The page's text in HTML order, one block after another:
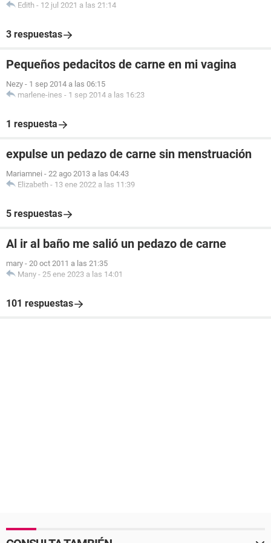
Edith - 12 jul 2021 a las 21:14
3 respuestas
Pequeños pedacitos de carne en mi vagina
Nezy - 1 sep 2014 a las 06:15
marlene-ines - 1 sep 2014 a las 16:23
1 respuesta
expulse un pedazo de carne sin menstruación
Mariamnei - 22 ago 2013 a las 04:43
Elizabeth - 13 ene 2022 a las 11:39
5 respuestas
Al ir al baño me salió un pedazo de carne
mary - 20 oct 2011 a las 21:35
Many - 25 ene 2023 a las 14:01
101 respuestas